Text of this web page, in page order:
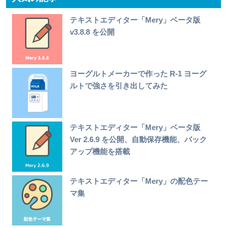
テキストエディター「Mery」ベータ版
v3.8.8 を公開
ヨーグルトメーカーで作った R-1 ヨーグ
ルトで強さを引き出してみた
テキストエディター「Mery」ベータ版
Ver 2.6.9 を公開、自動保存機能、バック
アップ機能を搭載
テキストエディター「Mery」の配色テー
マ集